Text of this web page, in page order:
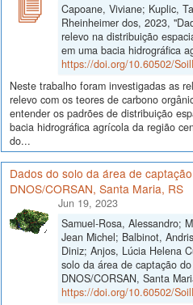
Capoane, Viviane; Kuplic,
Rheinheimer dos, 2023,
relevo na distribuição
em uma bacia hidrográfica
https://doi.org/10.60502/
Neste trabalho foram investigadas as
relevo com os teores de carbono
entender os padrões de distribuição
bacia hidrográfica agrícola da região
do...
Dados do solo da área de
DNOS/CORSAN, Santa Maria, RS
Jun 19, 2023
Samuel-Rosa, Alessandro;
Jean Michel; Balbinot,
Diniz; Anjos, Lúcia Helena
solo da área de captação
DNOS/CORSAN, Santa
https://doi.org/10.60502/